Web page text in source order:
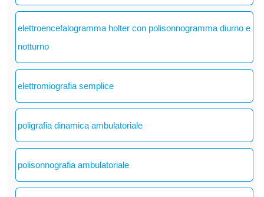
elettroencefalogramma holter con polisonnogramma diurno e
notturno
elettromiografia semplice
poligrafia dinamica ambulatoriale
polisonnografia ambulatoriale